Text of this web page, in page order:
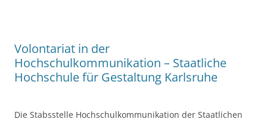
Volontariat in der
Hochschulkommunikation – Staatliche
Hochschule für Gestaltung Karlsruhe
Die Stabsstelle Hochschulkommunikation der Staatlichen